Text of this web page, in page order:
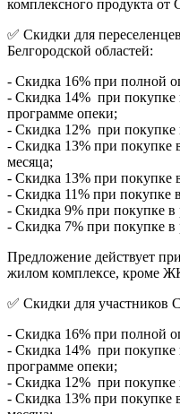
комплексного продукта от
✅ Скидки для
Белгородской областей:
- Скидка 16% при полной
- Скидка 14% при покупке
программе опеки;
- Скидка 12% при
- Скидка 13% при покупке
месяца;
- Скидка 13% при покупке
- Скидка 11% при покупке
- Скидка 9% при покупке в
- Скидка 7% при покупке в
Предложение действует
жилом комплексе, кроме
✅ Скидки для участников
- Скидка 16% при полной
- Скидка 14% при покупке
программе опеки;
- Скидка 12% при
- Скидка 13% при покупке